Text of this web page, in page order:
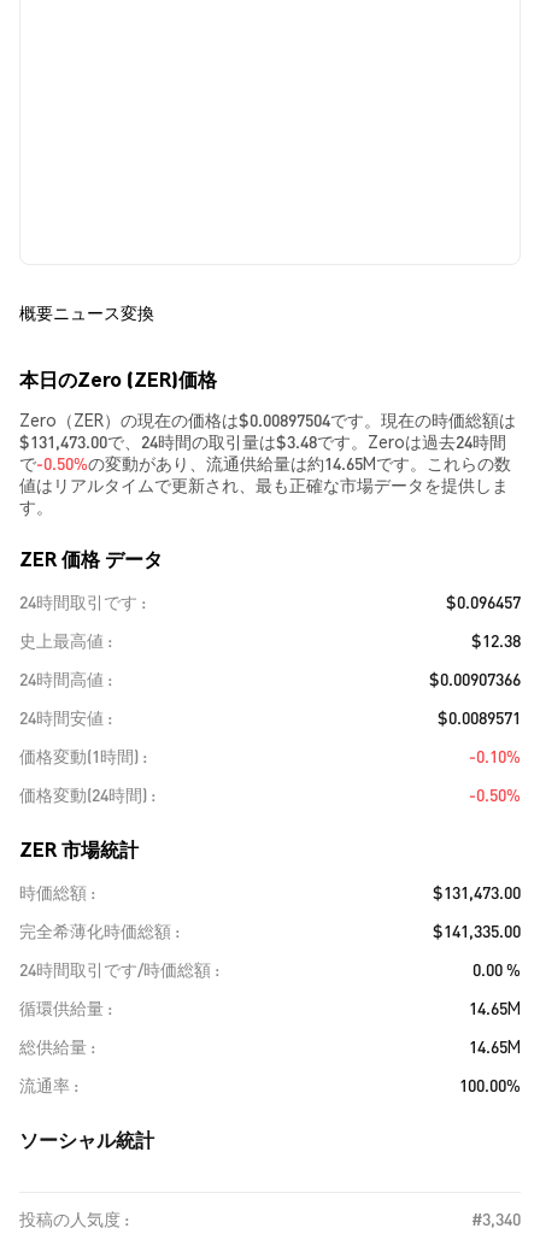
概要ニュース変換
本日のZero (ZER)価格
Zero（ZER）の現在の価格は$0.00897504です。現在の時価総額は
$131,473.00で、24時間の取引量は$3.48です。Zeroは過去24時間
で-0.50%の変動があり、流通供給量は約14.65Mです。これらの数
値はリアルタイムで更新され、最も正確な市場データを提供しま
す。
ZER 価格 データ
24時間取引です
$0.096457
史上最高値
$12.38
24時間高値
$0.00907366
24時間安値
$0.0089571
価格変動(1時間)
-0.10%
価格変動(24時間)
-0.50%
ZER 市場統計
時価総額
$131,473.00
完全希薄化時価総額
$141,335.00
24時間取引です/時価総額
0.00 %
循環供給量
14.65M
総供給量
14.65M
流通率
100.00%
ソーシャル統計
投稿の人気度 :
#3,340